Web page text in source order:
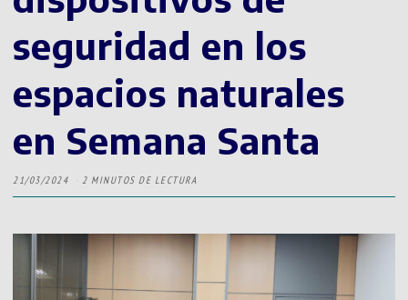
seguridad en los
espacios naturales
en Semana Santa
21/03/2024 2 MINUTOS DE LECTURA